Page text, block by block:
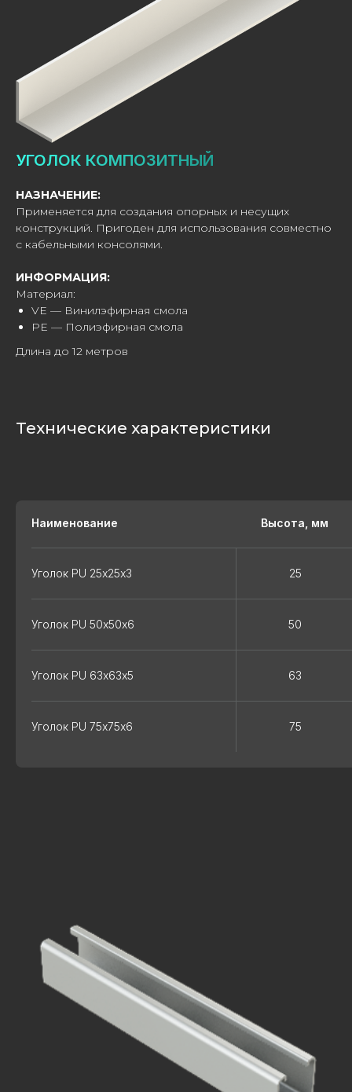
УГОЛОК КОМПОЗИТНЫЙ
НАЗНАЧЕНИЕ:
Применяется для создания опорных и несущих
конструкций. Пригоден для использования совместно
с кабельными консолями.
ИНФОРМАЦИЯ:
Материал:
VE — Винилэфирная смола
PE — Полиэфирная смола
Длина до 12 метров
Технические характеристики
Наименование Высота, мм
Уголок PU 25х25х3 25
Уголок PU 50х50х6 50
Уголок PU 63х63х5 63
Уголок PU 75х75х6 75
+7(915)334-97-40
чтобы получить профессиональную